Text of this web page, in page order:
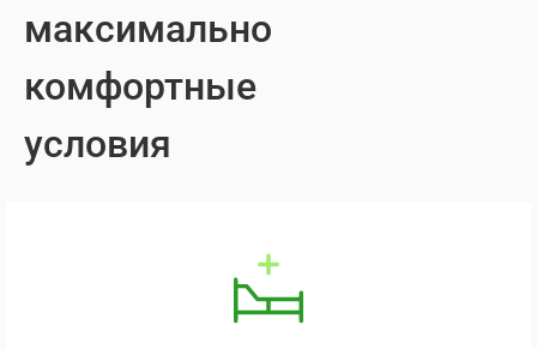
максимально
комфортные
условия